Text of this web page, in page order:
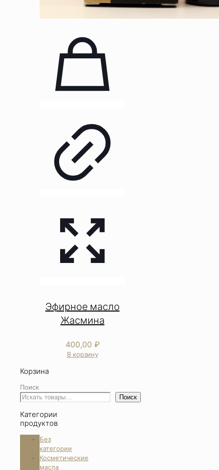
Эфирное масло
Жасмина
400,00 ₽
В корзину
Корзина
Поиск
Поиск
Категории
продуктов
Без
категории
Косметические
масла